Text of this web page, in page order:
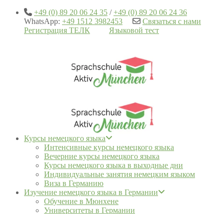
+49 (0) 89 20 06 24 35 /+49 (0) 89 20 06 24 36
WhatsApp: +49 1512 3982453
Связаться с нами
Регистрация ТЕЛК
Языковой тест
Курсы немецкого языка
Интенсивные курсы немецкого языка
Вечерние курсы немецкого языка
Курсы немецкого языка в выходные дни
Индивидуальные занятия немецким языком
Виза в Германию
Изучение немецкого языка в Германии
Обучение в Мюнхене
Университеты в Германии